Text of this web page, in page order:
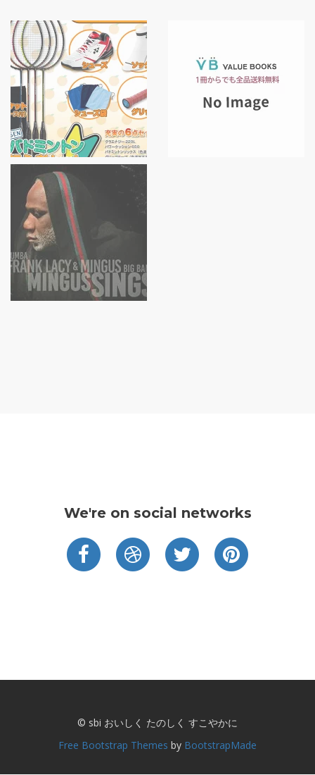
We're on social networks
© sbi おいしく たのしく すこやかに
Free Bootstrap Themes by BootstrapMade